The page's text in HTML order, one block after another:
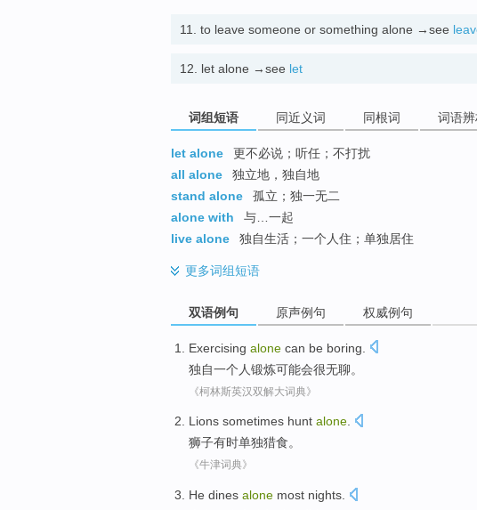
11. to leave someone or something alone →see
12. let alone →see let
词组短语 同近义词 同根词 词语
let alone
更不必说；听任；不打扰
all alone
独立地，独自地
stand alone
孤立；独一无二
alone with
与…一起
live alone
独自生活；一个人住；单独居住
更多词组短语
双语例句 原声例句 权威例句
Exercising alone can be boring
独自一个人锻炼可能会很无聊。
《柯林斯英汉双解大词典》
Lions sometimes hunt alone.
狮子有时单独猎食。
《牛津词典》
He dines alone most nights.